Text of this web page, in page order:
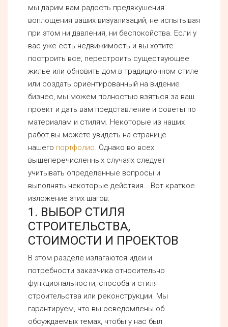
мы дарим вам радость предвкушения
воплощения ваших визуализаций, не испытывая
при этом ни давления, ни беспокойства. Если у
вас уже есть недвижимость и вы хотите
построить все, перестроить существующее
жилье или обновить дом в традиционном стиле
или создать ориентированный на видение
бизнес, мы можем полностью взяться за ваш
проект и дать вам представление и советы по
материалам и стилям. Некоторые из наших
работ вы можете увидеть на странице
нашего портфолио. Однако во всех
вышеперечисленных случаях следует
учитывать определенные вопросы и
выполнять некоторые действия… Вот краткое
изложение этих шагов:
1. ВЫБОР СТИЛЯ
СТРОИТЕЛЬСТВА,
СТОИМОСТИ И ПРОЕКТОВ
В этом разделе излагаются идеи и
потребности заказчика относительно
функциональности, способа и стиля
строительства или реконструкции. Мы
гарантируем, что вы осведомлены об
обсуждаемых темах, чтобы у нас был